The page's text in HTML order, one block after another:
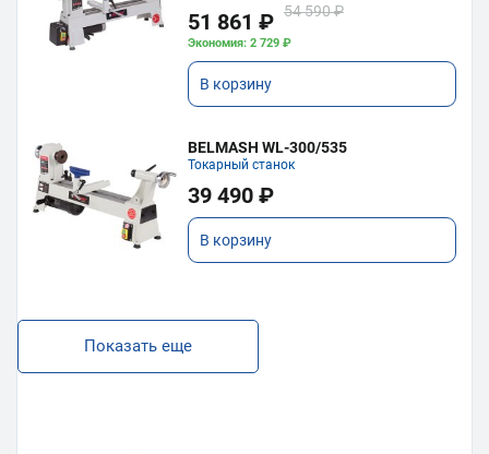
51 861 ₽ 54 590 ₽
Экономия: 2 729 ₽
В корзину
BELMASH WL-300/535
Токарный станок
39 490 ₽
В корзину
Показать еще